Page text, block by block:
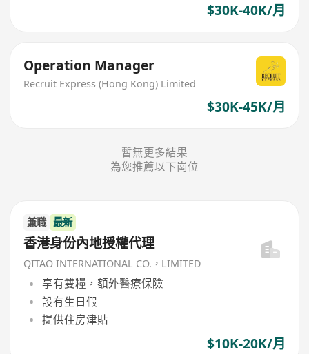
$30K-40K/月
Operation Manager
Recruit Express (Hong Kong) Limited
$30K-45K/月
暫無更多結果
為您推薦以下崗位
兼職 最新
香港身份內地授權代理
QITAO INTERNATIONAL CO.，LIMITED
享有雙糧，額外醫療保險
設有生日假
提供住房津貼
$10K-20K/月